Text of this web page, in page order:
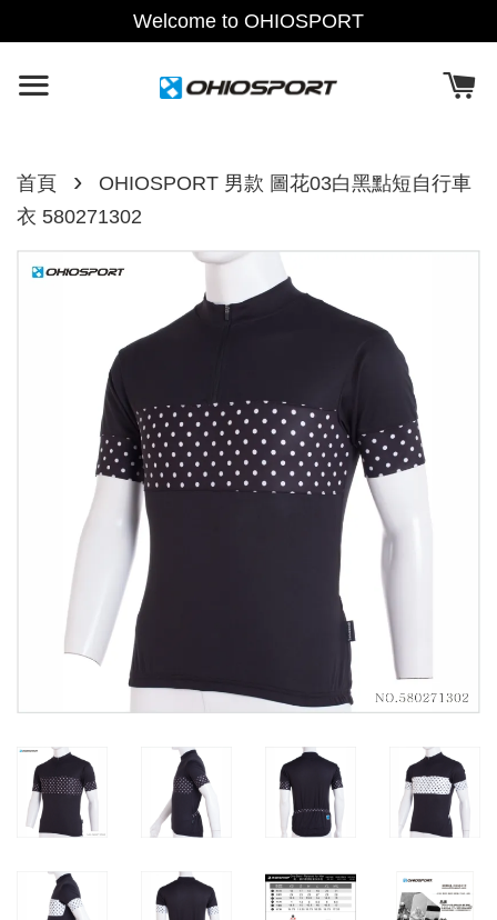
Welcome to OHIOSPORT
首頁 ›
OHIOSPORT 男款 圖花03白黑點短自行車
衣 580271302